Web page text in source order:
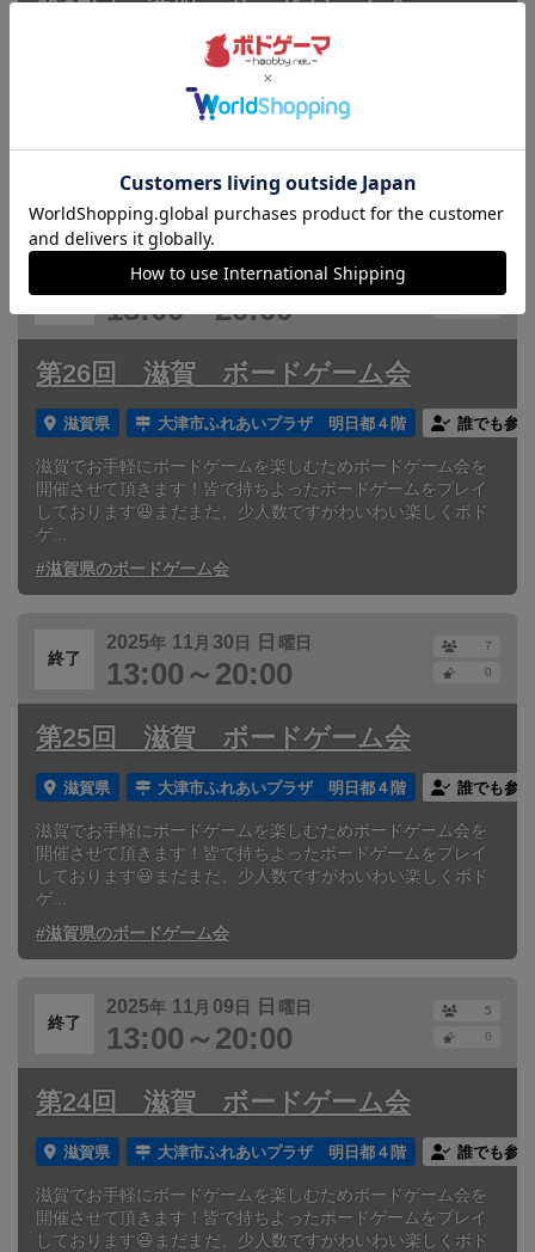
第27回 滋賀 ボードゲーム会
大津市ふれあいプラザ 明日都４階
滋賀でお手軽にボードゲームを楽しむためボードゲーム会を
開催させて頂きます！皆で持ちよったボードゲームをプレイ
しております😆まだまだ、少人数ですがわいわい楽しくボド
#滋賀県のボードゲーム会
終了
2025年 12月13日 土曜日
13:00～20:00
第26回 滋賀 ボードゲーム会
滋賀県 大津市ふれあいプラザ 明日都４階 誰でも参加
滋賀でお手軽にボードゲームを楽しむためボードゲーム会を
開催させて頂きます！皆で持ちよったボードゲームをプレイ
しております😆まだまだ、少人数ですがわいわい楽しくボド
ゲ...
#滋賀県のボードゲーム会
終了
2025年 11 月 30 日 日 曜日
13:00～20:00
7
0
第25回 滋賀 ボードゲーム会
滋賀県 大津市ふれあいプラザ 明日都４階 誰でも参加
滋賀でお手軽にボードゲームを楽しむためボードゲーム会を
開催させて頂きます！皆で持ちよったボードゲームをプレイ
しております😆まだまだ、少人数ですがわいわい楽しくボド
ゲ...
#滋賀県のボードゲーム会
終了
2025年 11 月 09 日 日 曜日
13:00～20:00
5
0
第24回 滋賀 ボードゲーム会
滋賀県 大津市ふれあいプラザ 明日都４階 誰でも参加
滋賀でお手軽にボードゲームを楽しむためボードゲーム会を
開催させて頂きます！皆で持ちよったボードゲームをプレイ
しております😆まだまだ、少人数ですがわいわい楽しくボド